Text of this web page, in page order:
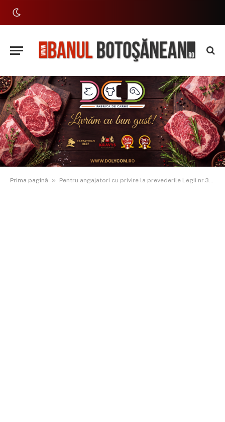
Prima pagină » Pentru angajatori cu privire la prevederile Legii nr.367/2022 privind dialogul social